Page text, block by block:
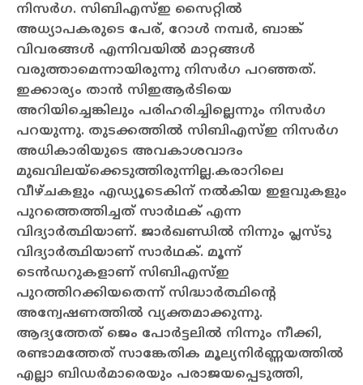
നിസര്‍ഗ. സിബിഎസ്ഇ സൈറ്റില്‍
അധ്യാപകരുടെ പേര്, റോള്‍ നമ്പര്‍, ബാങ്ക്
വിവരങ്ങള്‍ എന്നിവയില്‍ മാറ്റങ്ങള്‍
വരുത്താമെന്നായിരുന്നു നിസര്‍ഗ പറഞ്ഞത്.
ഇക്കാര്യം താന്‍ സിഇആര്‍ടിയെ
അറിയിച്ചെങ്കിലും പരിഹരിച്ചില്ലെന്നും നിസര്‍ഗ
പറയുന്നു. തുടക്കത്തില്‍ സിബിഎസ്ഇ നിസര്‍ഗ
അധികാരിയുടെ അവകാശവാദം
മുഖവിലയ്‌ക്കെടുത്തിരുന്നില്ല.കരാറിലെ
വീഴ്ചകളും എഡ്യൂടെകിന് നല്‍കിയ ഇളവുകളും
പുറത്തെത്തിച്ചത് സാര്‍ഥക് എന്ന
വിദ്യാര്‍ത്ഥിയാണ്. ജാര്‍ഖണ്ഡില്‍ നിന്നും പ്ലസ്ടു
വിദ്യാര്‍ത്ഥിയാണ് സാര്‍ഥക്. മൂന്ന്
ടെന്‍ഡറുകളാണ് സിബിഎസ്ഇ
പുറത്തിറക്കിയതെന്ന് സിദ്ധാര്‍ത്ഥിന്റെ
അന്വേഷണത്തില്‍ വ്യക്തമാക്കുന്നു.
ആദ്യത്തേത് ജെം പോര്‍ട്ടലില്‍ നിന്നും നീക്കി,
രണ്ടാമത്തേത് സാങ്കേതിക മൂല്യനിര്‍ണ്ണയത്തില്‍
എല്ലാ ബിഡര്‍മാരെയും പരാജയപ്പെടുത്തി,